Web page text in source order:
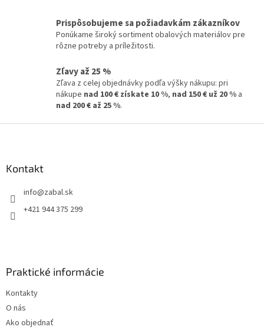
Prispôsobujeme sa požiadavkám zákazníkov
Ponúkame široký sortiment obalových materiálov pre
rôzne potreby a príležitosti.
Zľavy až 25 %
Zľava z celej objednávky podľa výšky nákupu: pri
nákupe nad 100 € získate 10 %, nad 150 € už 20 % a
nad 200 € až 25 %.
Kontakt
info@zabal.sk
+421 944 375 299
Praktické informácie
Kontakty
O nás
Ako objednať